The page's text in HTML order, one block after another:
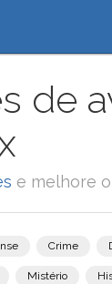
de
e melhore
Crime
Mistério